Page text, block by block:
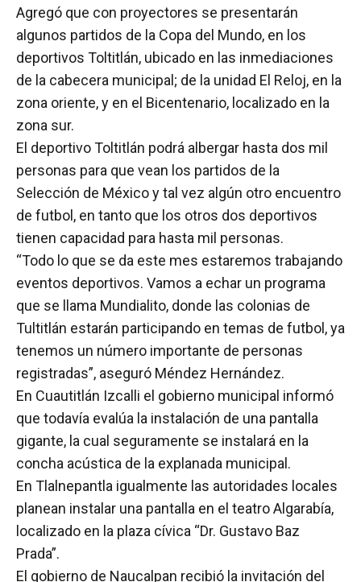
Agregó que con proyectores se presentarán
algunos partidos de la Copa del Mundo, en los
deportivos Toltitlán, ubicado en las inmediaciones
de la cabecera municipal; de la unidad El Reloj, en la
zona oriente, y en el Bicentenario, localizado en la
zona sur.
El deportivo Toltitlán podrá albergar hasta dos mil
personas para que vean los partidos de la
Selección de México y tal vez algún otro encuentro
de futbol, en tanto que los otros dos deportivos
tienen capacidad para hasta mil personas.
“Todo lo que se da este mes estaremos trabajando
eventos deportivos. Vamos a echar un programa
que se llama Mundialito, donde las colonias de
Tultitlán estarán participando en temas de futbol, ya
tenemos un número importante de personas
registradas”, aseguró Méndez Hernández.
En Cuautitlán Izcalli el gobierno municipal informó
que todavía evalúa la instalación de una pantalla
gigante, la cual seguramente se instalará en la
concha acústica de la explanada municipal.
En Tlalnepantla igualmente las autoridades locales
planean instalar una pantalla en el teatro Algarabía,
localizado en la plaza cívica “Dr. Gustavo Baz
Prada”.
El gobierno de Naucalpan recibió la invitación del